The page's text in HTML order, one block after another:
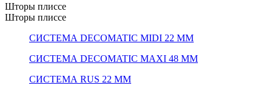
Шторы плиссе
Шторы плиссе
СИСТЕМА DECOMATIC MIDI 22 ММ
СИСТЕМА DECOMATIC MAXI 48 ММ
СИСТЕМА RUS 22 ММ